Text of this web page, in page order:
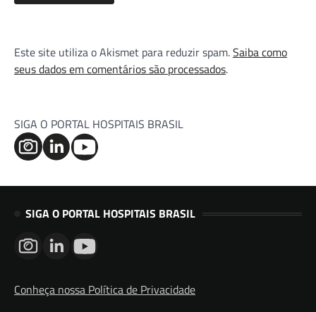
Este site utiliza o Akismet para reduzir spam.Saiba como
seus dados em comentários são processados.
SIGA O PORTAL HOSPITAIS BRASIL
SIGA O PORTAL HOSPITAIS BRASIL
Conheça nossa Política de Privacidade